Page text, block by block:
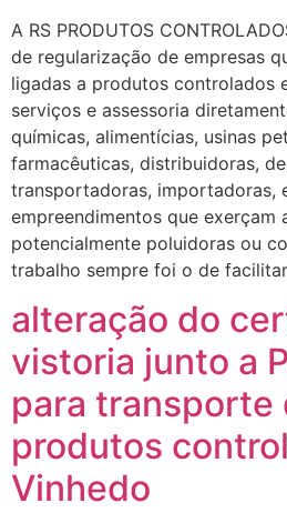
A RS PRODUTOS
de regularização de empresas
ligadas a produtos controlados
serviços e assessoria
químicas, alimentícias, usinas
farmacêuticas, distribuidoras,
transportadoras, importadoras,
empreendimentos que exerçam
potencialmente poluidoras ou
trabalho sempre foi o de
alteração do
vistoria junto a
para transporte
produtos
Vinhedo